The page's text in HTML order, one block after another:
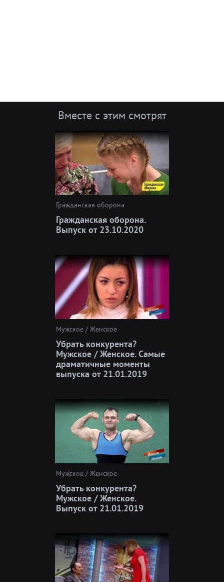
Вместе с этим смотрят
Гражданская оборона
Гражданская оборона.
Выпуск от 23.10.2020
Мужское / Женское
Убрать конкурента?
Мужское / Женское. Самые
драматичные моменты
выпуска от 21.01.2019
Мужское / Женское
Убрать конкурента?
Мужское / Женское.
Выпуск от 21.01.2019